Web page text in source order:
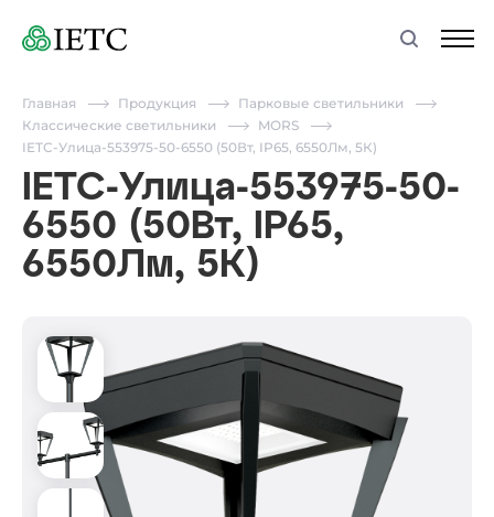
Главная Продукция
Парковые светильники
Классические светильники
MORS
IETC-Улица-553975-50-6550 (50Вт, IP65, 6550Лм, 5К)
IETC-Улица-553975-50-
6550 (50Вт, IP65,
6550Лм, 5К)